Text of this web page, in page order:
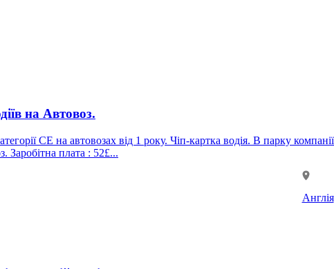
на Автовоз.
водія. В парку компанії існують також тентовані напівпричепи, куди можна працевлаштуватися спочатку, з
подальшим переходом на автовоз. Заробітна плата : 52£...
Англія